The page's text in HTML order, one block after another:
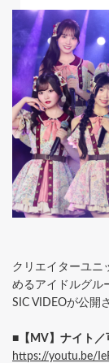
クリエイターユニ
めるアイドルグル
SIC VIDEOが公開
■【MV】ナイト／
https://youtu.be/